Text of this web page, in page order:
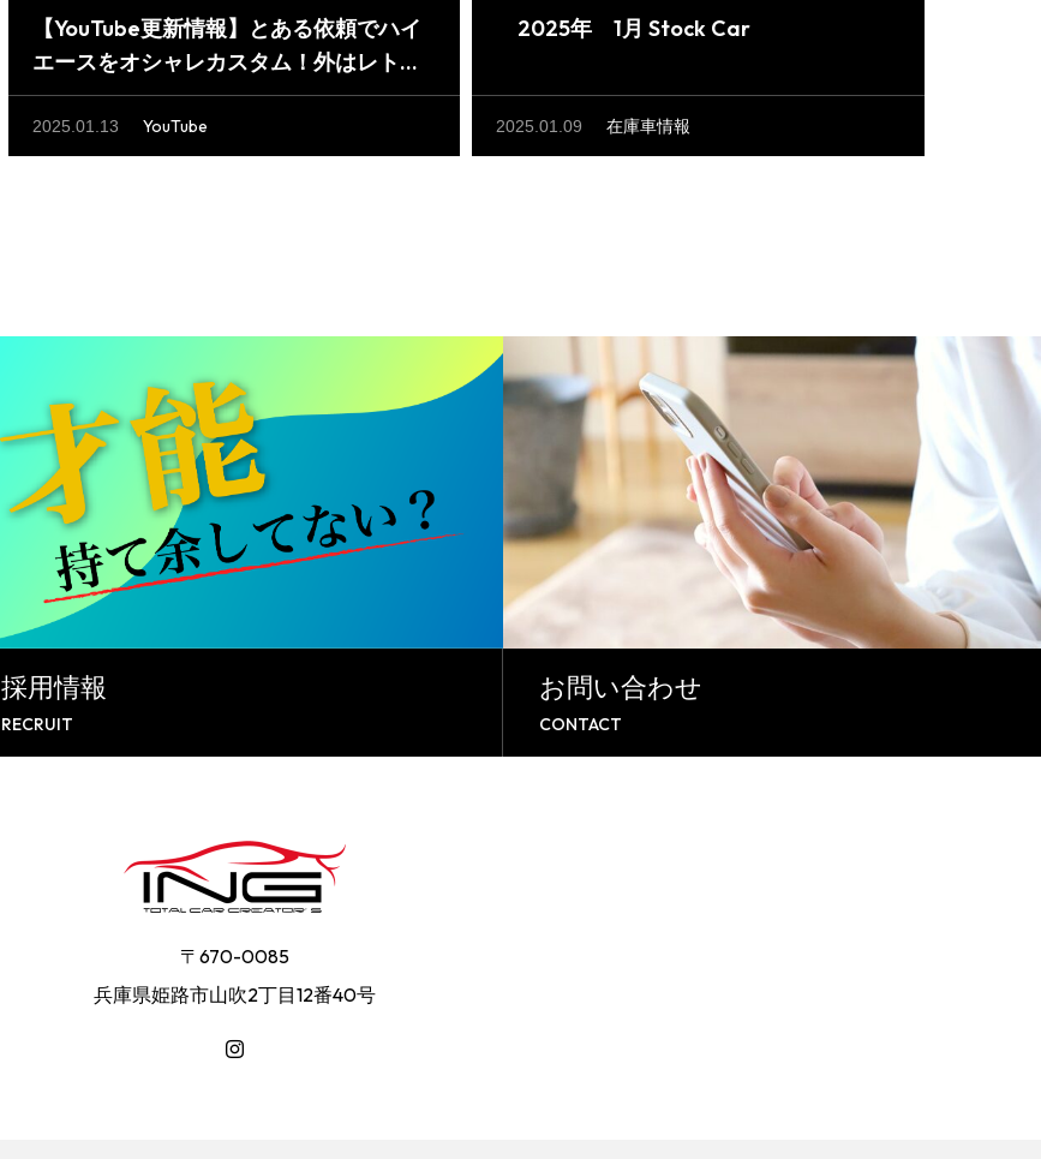
【YouTube更新情報】とある依頼でハイ
エースをオシャレカスタム！外はレトロ
風な塗装、内装は明るくオシャレなヴィ
ンテージ風！【できる製作所コラボ】
2025.01.13 YouTube
2025年 1月 Stock Car
2025.01.09 在庫車情報
採用情報
RECRUIT
お問い合わせ
CONTACT
〒670-0085
兵庫県姫路市山吹2丁目12番40号